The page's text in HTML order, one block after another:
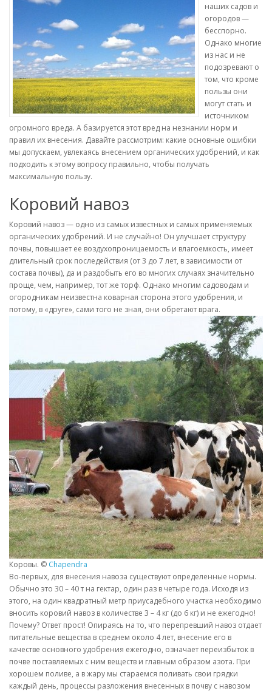
наших садов и
огородов —
бесспорно.
Однако многие
из нас и не
подозревают о
том, что кроме
пользы они
могут стать и
источником
огромного вреда. А базируется этот вред на незнании норм и
правил их внесения. Давайте рассмотрим: какие основные ошибки
мы допускаем, увлекаясь внесением органических удобрений, и как
подходить к этому вопросу правильно, чтобы получать
максимальную пользу.
Коровий навоз
Коровий навоз — одно из самых известных и самых применяемых
органических удобрений. И не случайно! Он улучшает структуру
почвы, повышает ее воздухопроницаемость и влагоемкость, имеет
длительный срок последействия (от 3 до 7 лет, в зависимости от
состава почвы), да и раздобыть его во многих случаях значительно
проще, чем, например, тот же торф. Однако многим садоводам и
огородникам неизвестна коварная сторона этого удобрения, и
потому, в «друге», сами того не зная, они обретают врага.
Коровы. © Chapendra
Во-первых, для внесения навоза существуют определенные нормы.
Обычно это 30 – 40 т на гектар, один раз в четыре года. Исходя из
этого, на один квадратный метр приусадебного участка необходимо
вносить коровий навоз в количестве 3 – 4 кг (до 6 кг) и не ежегодно!
Почему? Ответ прост! Опираясь на то, что перепревший навоз отдает
питательные вещества в среднем около 4 лет, внесение его в
качестве основного удобрения ежегодно, означает переизбыток в
почве поставляемых с ним веществ и главным образом азота. При
хорошем поливе, а в жару мы стараемся поливать свои грядки
каждый день, процессы разложения внесенных в почву с навозом